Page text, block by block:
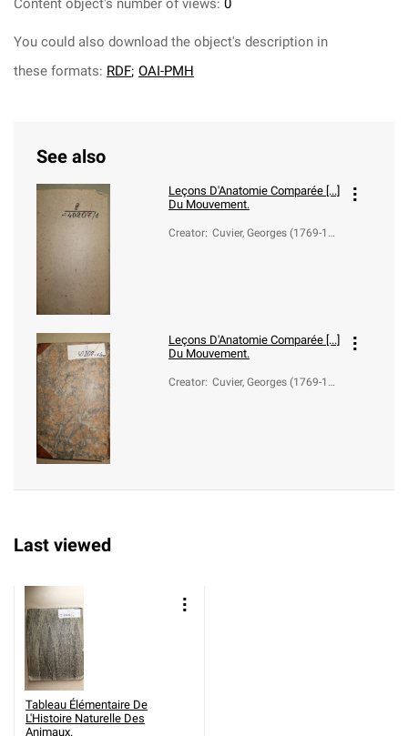
Content object's number of views: 0
You could also download the object's description in
these formats: RDF; OAI-PMH
See also
Leçons D'Anatomie Comparée [...]
Du Mouvement.
Creator: Cuvier, Georges (1769-18
Leçons D'Anatomie Comparée [...]
Du Mouvement.
Creator: Cuvier, Georges (1769-18
Last viewed
Tableau Élémentaire De
L'Histoire Naturelle Des
Animaux.